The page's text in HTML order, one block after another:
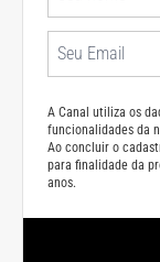
A Canal utiliza os
funcionalidades da
Ao concluir o
para finalidade da
anos.